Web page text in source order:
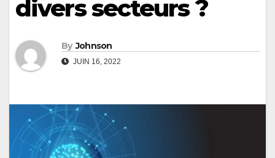
divers secteurs ?
By Johnson
JUIN 16, 2022